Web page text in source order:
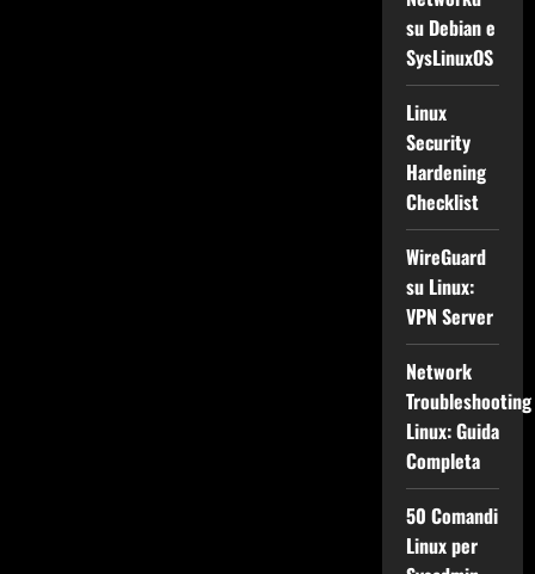
su Debian e
SysLinuxOS
Linux
Security
Hardening
Checklist
WireGuard
su Linux:
VPN Server
Network
Troubleshooting
Linux: Guida
Completa
50 Comandi
Linux per